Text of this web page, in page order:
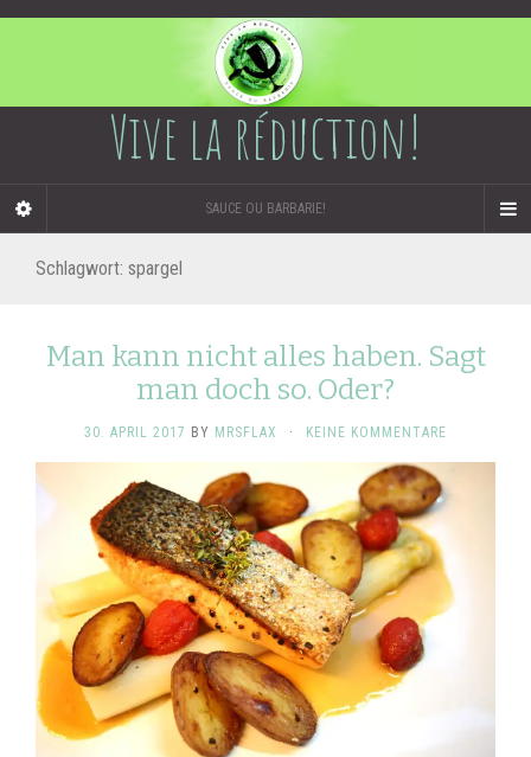
Vive la réduction!
SAUCE OU BARBARIE!
Schlagwort: spargel
Man kann nicht alles haben. Sagt
man doch so. Oder?
30. APRIL 2017 BY MRSFLAX · KEINE KOMMENTARE